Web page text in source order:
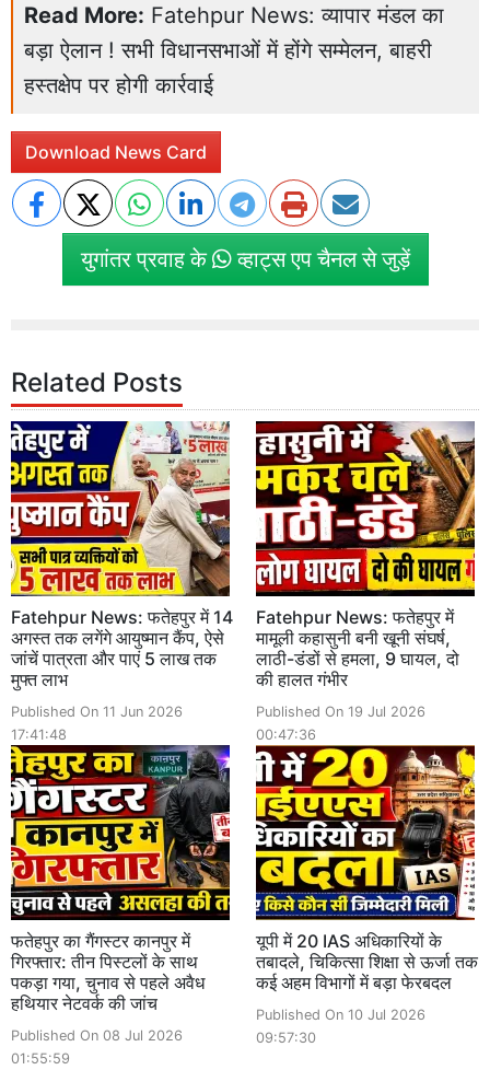
Read More: Fatehpur News: व्यापार मंडल का
बड़ा ऐलान ! सभी विधानसभाओं में होंगे सम्मेलन, बाहरी
हस्तक्षेप पर होगी कार्रवाई
Download News Card
युगांतर प्रवाह के व्हाट्स एप चैनल से जुड़ें
Related Posts
Fatehpur News: फतेहपुर में 14
अगस्त तक लगेंगे आयुष्मान कैंप, ऐसे
जांचें पात्रता और पाएं 5 लाख तक
मुफ्त लाभ
Published On 11 Jun 2026
17:41:48
Fatehpur News: फतेहपुर में
मामूली कहासुनी बनी खूनी संघर्ष,
लाठी-डंडों से हमला, 9 घायल, दो
की हालत गंभीर
Published On 19 Jul 2026
00:47:36
फतेहपुर का गैंगस्टर कानपुर में
गिरफ्तार: तीन पिस्टलों के साथ
पकड़ा गया, चुनाव से पहले अवैध
हथियार नेटवर्क की जांच
Published On 08 Jul 2026
01:55:59
यूपी में 20 IAS अधिकारियों के
तबादले, चिकित्सा शिक्षा से ऊर्जा तक
कई अहम विभागों में बड़ा फेरबदल
Published On 10 Jul 2026
09:57:30